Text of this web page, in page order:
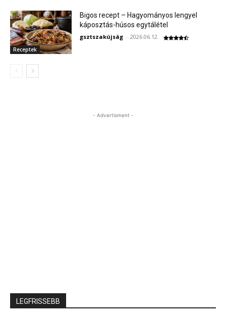
Receptek
Bigos recept – Hagyományos lengyel
káposztás-húsos egytálétel
gsztszakújság - 2026.06.12.
- Advertisment -
LEGFRISSEBB